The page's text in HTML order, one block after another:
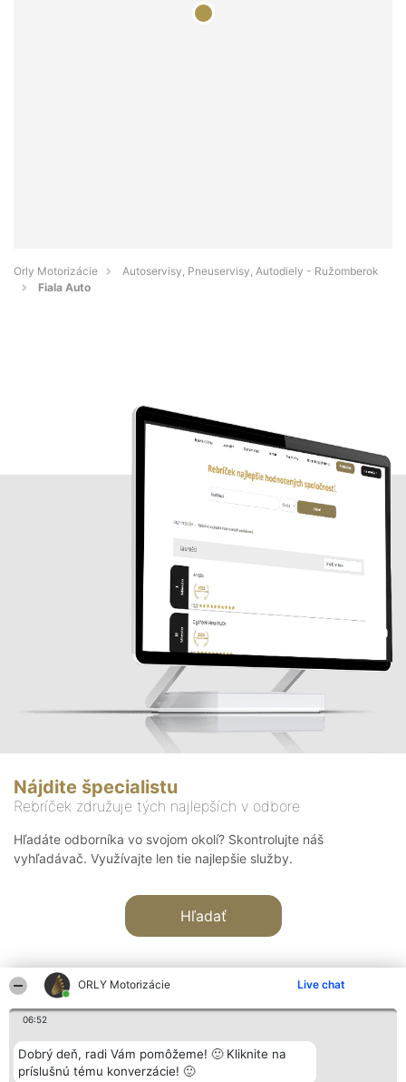
ORLY Motorizácie Live chat
06:52
Dobrý deň, radi Vám pomôžeme! 🙂 Kliknite na
príslušnú tému konverzácie! 🙂
Orly Motorizácie
Autoservisy, Pneuservisy, Autodiely - Ružomberok
Fiala Auto
Nájdite špecialistu
Rebríček združuje tých najlepších v odbore
Hľadáte odborníka vo svojom okolí? Skontrolujte náš
vyhľadávač. Využívajte len tie najlepšie služby.
Hľadať
Organizátor hodnotenia
Bright Side Solutions sp. z o.
o. sp. k.
Hodnotenie
Laureáti
Lista
Kontakt
Kontakt